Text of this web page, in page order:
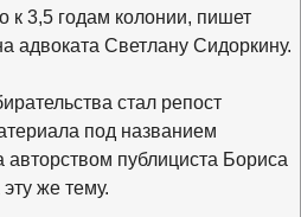
к 3,5 годам колонии, пишет
адвоката Светлану Сидоркину.
стал репост
под названием
публициста Бориса
же тему.